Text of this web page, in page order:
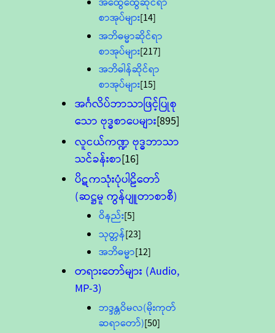
စာအုပ်များ[14]
အဘိဓမ္မာဆိုင်ရာ
စာအုပ်များ[217]
အဘိဓါန်ဆိုင်ရာ
စာအုပ်များ[15]
အင်္ဂလိပ်ဘာသာဖြင့်ပြုစု
သော ဗုဒ္ဓစာပေများ[895]
လူငယ်ကဏ္ဍ ဗုဒ္ဓဘာသာ
သင်ခန်းစာ[16]
ပိဋကသုံးပုံပါဠိတော်
(ဆဋ္ဌမူ ကွန်ပျူတာစာစီ)
ဝိနည်း[5]
သုတ္တန်[23]
အဘိဓမ္မာ[12]
တရားတော်များ (Audio,
MP-3)
ဘဒ္ဒန္တဝိမလ(မိုးကုတ်
ဆရာတော်)[50]